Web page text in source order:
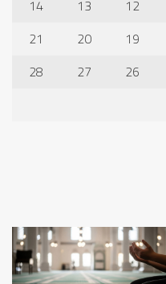
12
13
14
19
20
21
26
27
28